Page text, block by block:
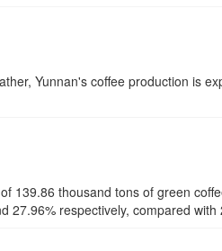
Yunnan's coffee production is
139.86 thousand tons of green
27.96% respectively, compared with